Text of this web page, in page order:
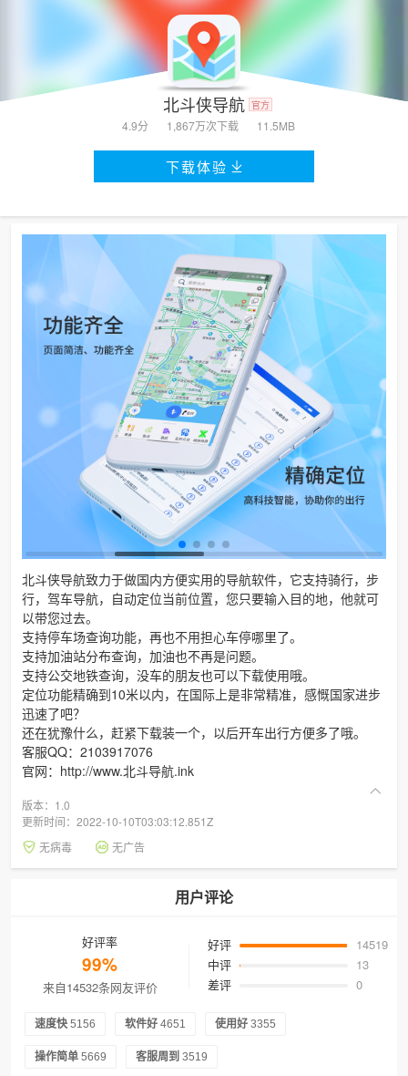
北斗侠导航 官方
4.9分 1,867万次下载 11.5MB
下载体验
北斗侠导航致力于做国内方便实用的导航软件，它支持骑行，步
行，驾车导航，自动定位当前位置，您只要输入目的地，他就可
以带您过去。
支持停车场查询功能，再也不用担心车停哪里了。
支持加油站分布查询，加油也不再是问题。
支持公交地铁查询，没车的朋友也可以下载使用哦。
定位功能精确到10米以内，在国际上是非常精准，感慨国家进步
迅速了吧？
还在犹豫什么，赶紧下载装一个，以后开车出行方便多了哦。
客服QQ：2103917076
官网：http://www.北斗导航.ink
版本：1.0
更新时间：2022-10-10T03:03:12.851Z
无病毒
无广告
用户评论
好评率
99%
来自14532条网友评价
好评
14519
中评
13
差评
0
速度快 5156 软件好 4651 使用好 3355
操作简单 5669 客服周到 3519